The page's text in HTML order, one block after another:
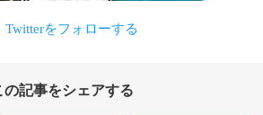
の記事をシェアする